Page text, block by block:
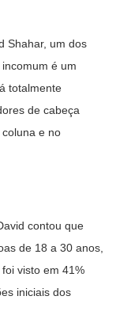
Shahar, um dos
é um
totalmente
de cabeça
e no
contou que
de 18 a 30 anos,
visto em 41%
iniciais dos